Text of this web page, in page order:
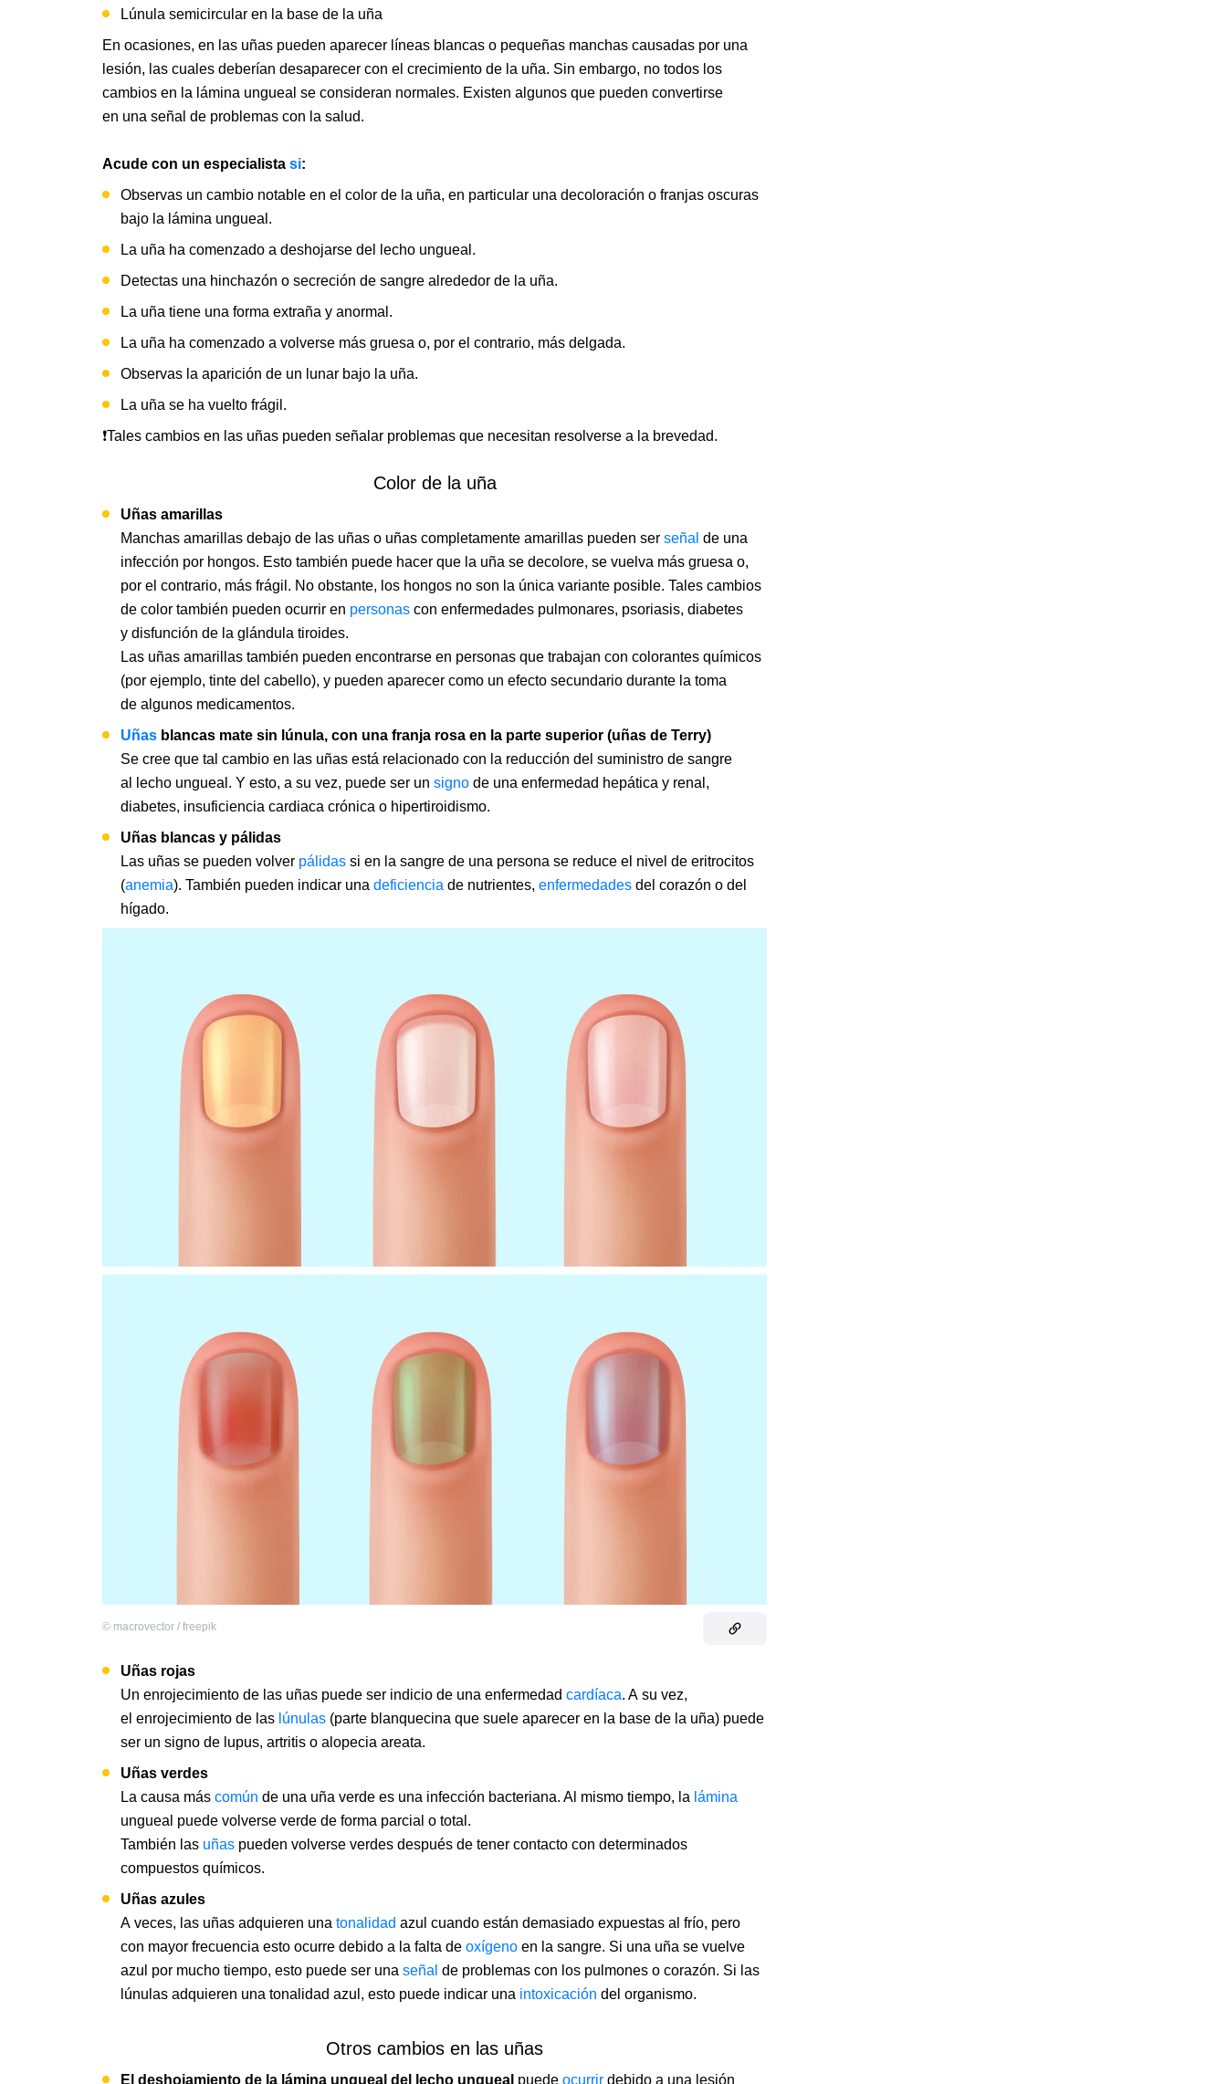
Lúnula semicircular en la base de la uña
En ocasiones, en las uñas pueden aparecer líneas blancas o pequeñas manchas causadas por una
lesión, las cuales deberían desaparecer con el crecimiento de la uña. Sin embargo, no todos los
cambios en la lámina ungueal se consideran normales. Existen algunos que pueden convertirse
en una señal de problemas con la salud.
Acude con un especialista si:
Observas un cambio notable en el color de la uña, en particular una decoloración o franjas oscuras
bajo la lámina ungueal.
La uña ha comenzado a deshojarse del lecho ungueal.
Detectas una hinchazón o secreción de sangre alrededor de la uña.
La uña tiene una forma extraña y anormal.
La uña ha comenzado a volverse más gruesa o, por el contrario, más delgada.
Observas la aparición de un lunar bajo la uña.
La uña se ha vuelto frágil.
❗Tales cambios en las uñas pueden señalar problemas que necesitan resolverse a la brevedad.
Color de la uña
Uñas amarillas
Manchas amarillas debajo de las uñas o uñas completamente amarillas pueden ser señal de una
infección por hongos. Esto también puede hacer que la uña se decolore, se vuelva más gruesa o,
por el contrario, más frágil. No obstante, los hongos no son la única variante posible. Tales cambios
de color también pueden ocurrir en personas con enfermedades pulmonares, psoriasis, diabetes
y disfunción de la glándula tiroides.
Las uñas amarillas también pueden encontrarse en personas que trabajan con colorantes químicos
(por ejemplo, tinte del cabello), y pueden aparecer como un efecto secundario durante la toma
de algunos medicamentos.
Uñas blancas mate sin lúnula, con una franja rosa en la parte superior (uñas de Terry)
Se cree que tal cambio en las uñas está relacionado con la reducción del suministro de sangre
al lecho ungueal. Y esto, a su vez, puede ser un signo de una enfermedad hepática y renal,
diabetes, insuficiencia cardiaca crónica o hipertiroidismo.
Uñas blancas y pálidas
Las uñas se pueden volver pálidas si en la sangre de una persona se reduce el nivel de eritrocitos
(anemia). También pueden indicar una deficiencia de nutrientes, enfermedades del corazón o del
hígado.
© macrovector / freepik
Uñas rojas
Un enrojecimiento de las uñas puede ser indicio de una enfermedad cardíaca. A su vez,
el enrojecimiento de las lúnulas (parte blanquecina que suele aparecer en la base de la uña) puede
ser un signo de lupus, artritis o alopecia areata.
Uñas verdes
La causa más común de una uña verde es una infección bacteriana. Al mismo tiempo, la lámina
ungueal puede volverse verde de forma parcial o total.
También las uñas pueden volverse verdes después de tener contacto con determinados
compuestos químicos.
Uñas azules
A veces, las uñas adquieren una tonalidad azul cuando están demasiado expuestas al frío, pero
con mayor frecuencia esto ocurre debido a la falta de oxígeno en la sangre. Si una uña se vuelve
azul por mucho tiempo, esto puede ser una señal de problemas con los pulmones o corazón. Si las
lúnulas adquieren una tonalidad azul, esto puede indicar una intoxicación del organismo.
Otros cambios en las uñas
El deshojamiento de la lámina ungueal del lecho ungueal puede ocurrir debido a una lesión